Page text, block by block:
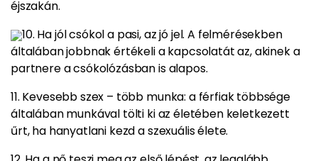
éjszakán.
10. Ha jól csókol a pasi, az jó jel. A felmérésekben
általában jobbnak értékeli a kapcsolatát az, akinek a
partnere a csókolózásban is alapos.
11. Kevesebb szex – több munka: a férfiak többsége
általában munkával tölti kiaz életében keletkezett
űrt, ha hanyatlani kezd a szexuális élete.